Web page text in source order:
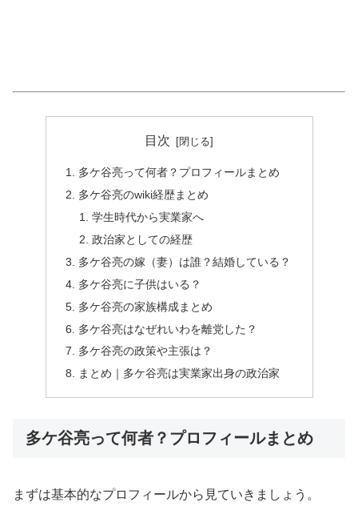
目次
多ケ谷亮って何者？プロフィールまとめ
多ケ谷亮のwiki経歴まとめ
学生時代から実業家へ
政治家としての経歴
多ケ谷亮の嫁（妻）は誰？結婚している？
多ケ谷亮に子供はいる？
多ケ谷亮の家族構成まとめ
多ケ谷亮はなぜれいわを離党した？
多ケ谷亮の政策や主張は？
まとめ｜多ケ谷亮は実業家出身の政治家
多ケ谷亮って何者？プロフィールまとめ
まずは基本的なプロフィールから見ていきましょう。